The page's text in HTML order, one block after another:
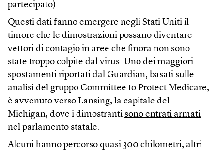
partecipato).
Questi dati fanno emergere negli Stati Uniti il
timore che le dimostrazioni possano diventare
vettori di contagio in aree che finora non sono
state troppo colpite dal virus. Uno dei maggiori
spostamenti riportati dal Guardian, basati sulle
analisi del gruppo Committee to Protect Medicare,
è avvenuto verso Lansing, la capitale del
Michigan, dove i dimostranti sono entrati armati
nel parlamento statale.
Alcuni hanno percorso quasi 300 chilometri, altri